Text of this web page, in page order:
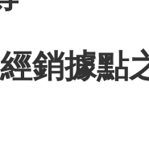
銷據點